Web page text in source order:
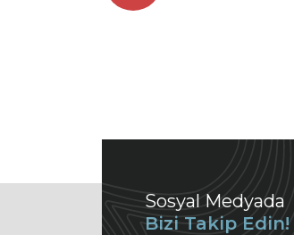
Sosyal Medyada
Bizi Takip Edin!